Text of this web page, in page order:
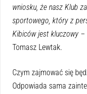
wniosku, że nasz Klub
sportowego, który z
Kibiców jest kluczowy –
Tomasz Lewtak.
Czym zajmować się
Odpowiada sama